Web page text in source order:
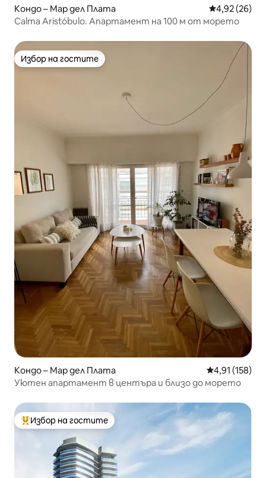
Кондо – Мар дел Плата Средна
4,92 (26)
Calma Aristóbulo. Апартамент на 100 м от морето
Избор на гостите
Избор на гостите
Кондо – Мар дел Плата Средна
4,91 (158)
Уютен апартамент в центъра и близо до морето
Най-популярен избор на гостите
Избор на гостите